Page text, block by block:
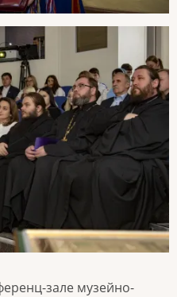
зале музейно-